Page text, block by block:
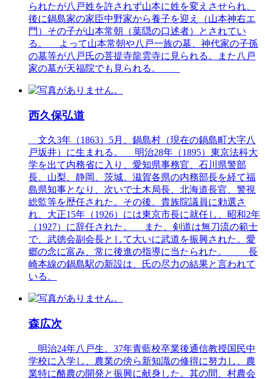
られたが八戸姓を許されず山本に姓を変えさせられ、
後に鍋島家の家臣中野家から養子を迎え（山本神右エ
門）その子が山本常朝（葉隠の口述者）とされてい
る。 よって山本常朝や八戸一族の墓、神代家の子孫
の墓等が八戸氏の菩提寺龍雲寺に見られる。また八戸
家の墓が天福院でも見られる。
西久保弘道
文久3年（1863）5月、鍋島村（現在の鍋島町大字八
戸坂井）に生まれる。 明治28年（1895）東京法科大
学を出て内務省に入り、愛知県事務官、石川県警部
長、山梨、静岡、茨城、滋賀各県の内務部長を経て福
島県知事となり、次いで土木局長、北海道長官、警視
総監等を歴任された。その後、貴族院議員に勅選さ
れ、大正15年（1926）には東京市長に就任し、昭和2年
（1927）に辞任された。 また、剣道は無刀流の範士
で、武徳会副会長として大いに武道を振興された。愛
郷の念に富み、常に後進の指導に当たられた。 長
崎本線の鍋島駅の新設は、氏の尽力の結果と言われて
いる。
森広次
明治24年八戸生。37年青藍校卒業後通信教授国民中
学校に入学し、農業の傍ら新知識の修得に努力し、農
業特に酪農の開発と振興に献身した。其の間、村農会